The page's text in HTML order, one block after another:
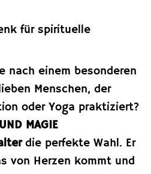
für spirituelle
nach einem besonderen
Menschen, der
oder Yoga praktiziert?
MAGIE
die perfekte Wahl. Er
von Herzen kommt und